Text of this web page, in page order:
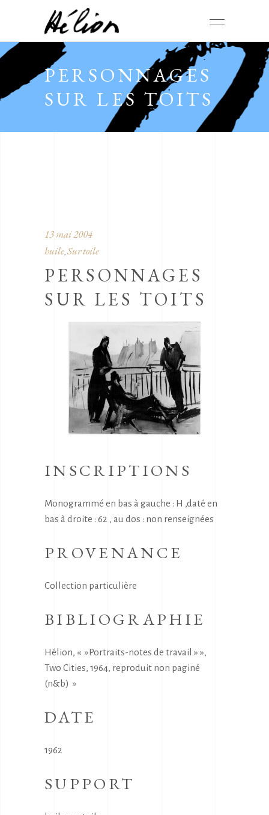
PERSONNAGES
SUR LES TOITS
13 mai 2004
huile, Sur toile
PERSONNAGES
SUR LES TOITS
INSCRIPTIONS
Monogrammé en bas à gauche : H ,daté en
bas à droite : 62 , au dos : non renseignées
PROVENANCE
Collection particulière
BIBLIOGRAPHIE
Hélion, « »Portraits-notes de travail » »,
Two Cities, 1964, reproduit non paginé
(n&b) »
DATE
1962
SUPPORT